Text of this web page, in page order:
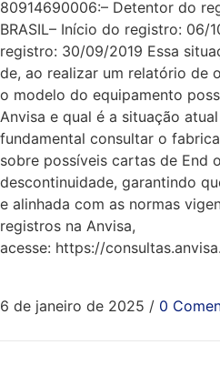
80914690006:– Detentor do
BRASIL– Início do registro: 06/
registro: 30/09/2019 Essa
de, ao realizar um relatório de
o modelo do equipamento
Anvisa e qual é a situação
fundamental consultar o
sobre possíveis cartas de End
descontinuidade, garantindo
e alinhada com as normas
registros na Anvisa,
acesse: https://
6 de janeiro de 2025 / 0